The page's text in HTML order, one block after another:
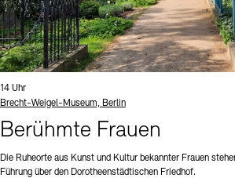
Uhrzeit:
14 Uhr
Standort
Brecht-Weigel-Museum, Berlin
Berühmte Frauen
Die Ruheorte aus Kunst und Kultur bekannter Frauen
Führung über den Dorotheenstädtischen Friedhof.